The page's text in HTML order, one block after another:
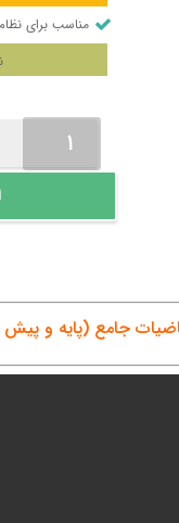
مناسب برای
(پایه
پیش
جامع (پایه و پیش ۱)